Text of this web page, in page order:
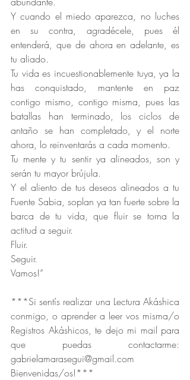
Y cuando el miedo aparezca, no luches
en su contra, agradécele, pues él
entenderá, que de ahora en adelante, es
tu aliado.
Tu vida es incuestionablemente tuya, ya la
has conquistado, mantente en paz
contigo mismo, contigo misma, pues las
batallas han terminado, los ciclos de
antaño se han completado, y el norte
ahora, lo reinventarás a cada momento.
Tu mente y tu sentir ya alineados, son y
serán tu mayor brújula.
Y el aliento de tus deseos alineados a tu
Fuente Sabia, soplan ya tan fuerte sobre la
barca de tu vida, que fluir se torna la
actitud a seguir.
Fluir.
Seguir.
Vamos!”
***Si sentís realizar una Lectura Akáshica
conmigo, o aprender a leer vos misma/o
Registros Akáshicos, te dejo mi mail para
que puedas contactarme:
gabrielamarasegui@gmail.com
Bienvenidas/os!***